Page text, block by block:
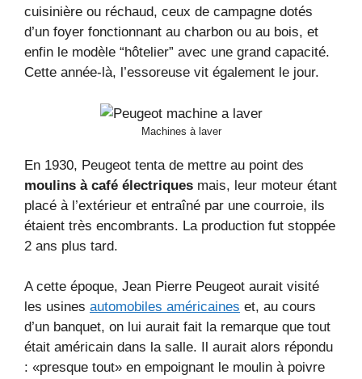
cuisinière ou réchaud, ceux de campagne dotés
d’un foyer fonctionnant au charbon ou au bois, et
enfin le modèle “hôtelier” avec une grand capacité.
Cette année-là, l’essoreuse vit également le jour.
Machines à laver
En 1930, Peugeot tenta de mettre au point des
moulins à café électriques mais, leur moteur étant
placé à l’extérieur et entraîné par une courroie, ils
étaient très encombrants. La production fut stoppée
2 ans plus tard.
A cette époque, Jean Pierre Peugeot aurait visité
les usines automobiles américaines et, au cours
d’un banquet, on lui aurait fait la remarque que tout
était américain dans la salle. Il aurait alors répondu
: «presque tout» en empoignant le moulin à poivre